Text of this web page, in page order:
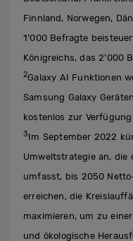
Finnland, Norwegen,
1’000 Befragte
Königreichs, das 2’000
2Galaxy AI Funktionen
Samsung Galaxy
kostenlos zur
3Im September 2022
Umweltstrategie an, die
umfasst, bis 2050
erreichen, die
maximieren, um zu
und ökologische